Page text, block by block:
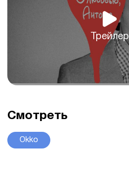
Трейлер
Смотреть
Okko